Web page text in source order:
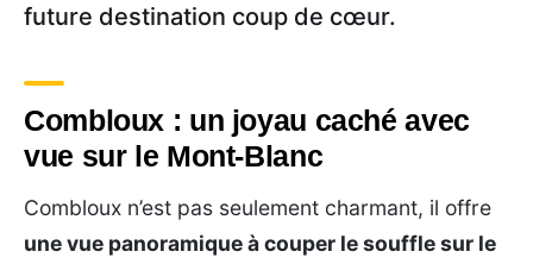
future destination coup de cœur.
Combloux : un joyau caché avec
vue sur le Mont-Blanc
Combloux n’est pas seulement charmant, il offre
une vue panoramique à couper le souffle sur le